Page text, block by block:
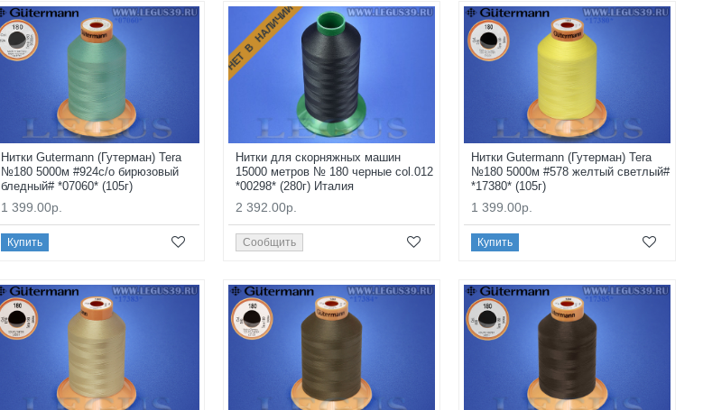
Нитки Gutermann (Гутерман) Tera
№180 5000м #924с/о бирюзовый
бледный# *07060* (105г)
1 399.00р.
Купить
НЕТ В НАЛИЧИИ
Нитки для скорняжных машин
15000 метров № 180 черные col.012
*00298* (280г) Италия
2 392.00р.
Сообщить
Нитки Gutermann (Гутерман) Tera
№180 5000м #578 желтый светлый#
*17380* (105г)
1 399.00р.
Купить